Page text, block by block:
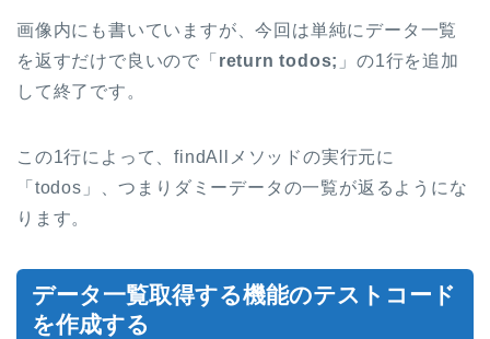
画像内にも書いていますが、今回は単純にデータ一覧
を返すだけで良いので「 return todos; 」の1行を追加
して終了です。
この1行によって、findAllメソッドの実行元に
「todos」、つまりダミーデータの一覧が返るようにな
ります。
データ一覧取得する機能のテストコード
を作成する